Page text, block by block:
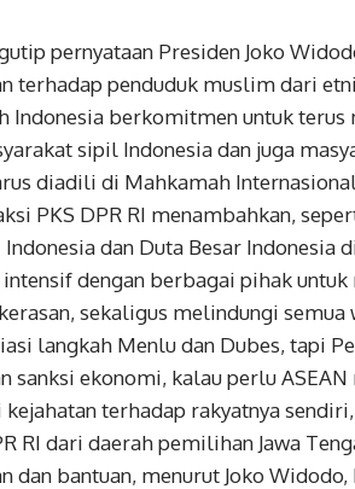
pernyataan Presiden Joko
terhadap penduduk muslim dari
Indonesia berkomitmen untuk
sipil Indonesia dan juga
diadili di Mahkamah
PKS DPR RI menambahkan,
Indonesia dan Duta Besar
dengan berbagai pihak
sekaligus melindungi
langkah Menlu dan Dubes, tapi
sanksi ekonomi, kalau perlu
terhadap rakyatnya
RI dari daerah pemilihan Jawa
dan bantuan, menurut Joko